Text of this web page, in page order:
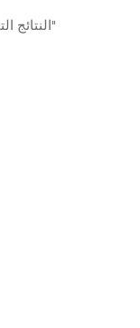
1 النتائج التي تم العثور عليها ل "كيس تعقيم ذاتي الختم"